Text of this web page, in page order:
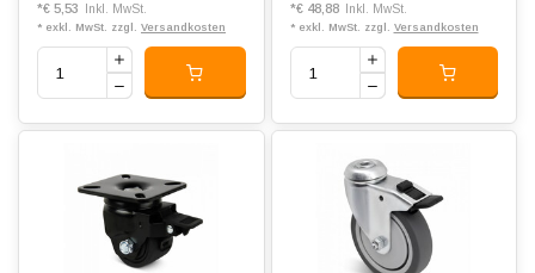
*€ 5,53 Inkl. MwSt.
* exkl. MwSt. zzgl. Versandkosten
*€ 48,88 Inkl. MwSt.
* exkl. MwSt. zzgl. Versandkosten